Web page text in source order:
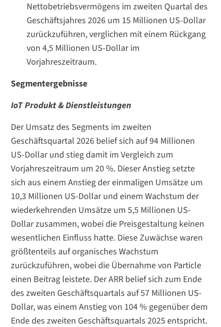
Nettobetriebsvermögens im zweiten Quartal des
Geschäftsjahres 2026 um 15 Millionen US-Dollar
zurückzuführen, verglichen mit einem Rückgang
von 4,5 Millionen US-Dollar im
Vorjahreszeitraum.
Segmentergebnisse
IoT Produkt & Dienstleistungen
Der Umsatz des Segments im zweiten
Geschäftsquartal 2026 belief sich auf 94 Millionen
US-Dollar und stieg damit im Vergleich zum
Vorjahreszeitraum um 20 %. Dieser Anstieg setzte
sich aus einem Anstieg der einmaligen Umsätze um
10,3 Millionen US-Dollar und einem Wachstum der
wiederkehrenden Umsätze um 5,5 Millionen US-
Dollar zusammen, wobei die Preisgestaltung keinen
wesentlichen Einfluss hatte. Diese Zuwächse waren
größtenteils auf organisches Wachstum
zurückzuführen, wobei die Übernahme von Particle
einen Beitrag leistete. Der ARR belief sich zum Ende
des zweiten Geschäftsquartals auf 57 Millionen US-
Dollar, was einem Anstieg von 104 % gegenüber dem
Ende des zweiten Geschäftsquartals 2025 entspricht.